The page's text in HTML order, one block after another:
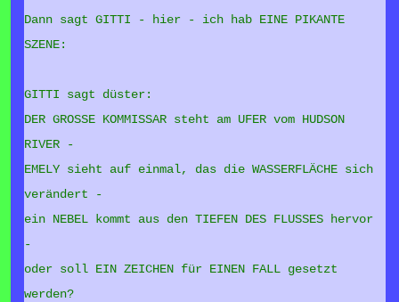
Dann sagt GITTI - hier - ich hab EINE PIKANTE
SZENE:
GITTI sagt düster:
DER GROSSE KOMMISSAR steht am UFER vom HUDSON
RIVER -
EMELY sieht auf einmal, das die WASSERFLÄCHE sich
verändert -
ein NEBEL kommt aus den TIEFEN DES FLUSSES hervor
-
oder soll EIN ZEICHEN für EINEN FALL gesetzt
werden?